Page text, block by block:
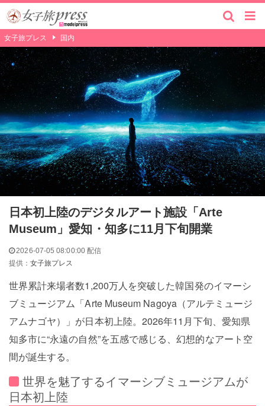
女子旅プレス 国内
日本初上陸のデジタルアート施設「Arte
Museum」愛知・知多に11月下旬開業
2026-07-05 08:00:00 配信
提供：女子旅プレス
世界累計来場者数1,200万人を突破した韓国発のイマーシ
ブミュージアム「Arte Museum Nagoya（アルテミュージ
アムナゴヤ）」が日本初上陸。2026年11月下旬、愛知県
知多市に“永遠の自然”を五感で感じる、幻想的なアート空
間が誕生する。
世界を魅了するイマーシブミュージアムが
日本初上陸